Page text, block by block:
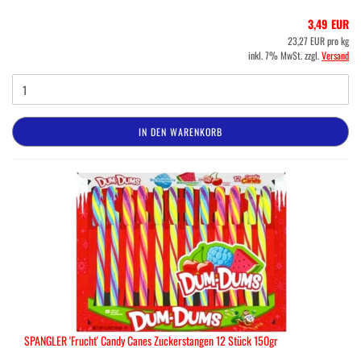
3,49 EUR
23,27 EUR pro kg
inkl. 7% MwSt. zzgl.Versand
IN DEN WARENKORB
SPANGLER 'Frucht' Candy Canes Zuckerstangen 12 Stück 150gr